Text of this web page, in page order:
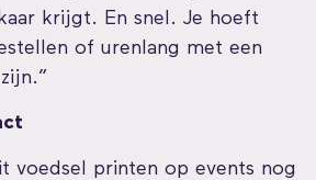
krijgt. En snel. Je hoeft
of urenlang met een
voedsel printen op events nog